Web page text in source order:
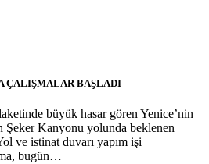
ÇALIŞMALAR BAŞLADI
büyük hasar gören Yenice’nin
Şeker Kanyonu yolunda beklenen
ve istinat duvarı yapım işi
bugün…